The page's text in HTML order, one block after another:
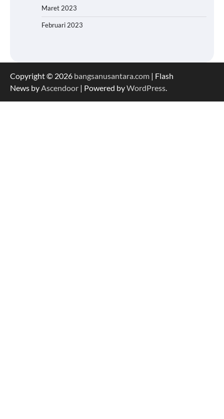
Maret 2023
Februari 2023
Copyright © 2026 bangsanusantara.com | Flash
News byAscendoor | Powered byWordPress.